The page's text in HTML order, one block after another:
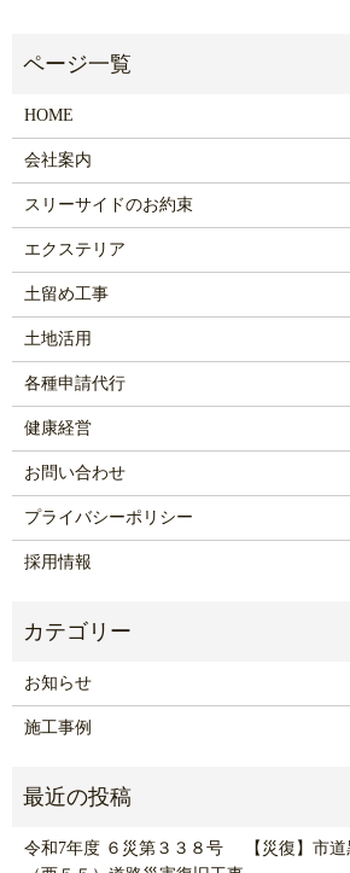
HOME
会社案内
スリーサイドのお約束
エクステリア
土留め工事
土地活用
各種申請代行
健康経営
お問い合わせ
プライバシーポリシー
採用情報
お知らせ
施工事例
令和7年度 ６災第３３８号 【災復】市道